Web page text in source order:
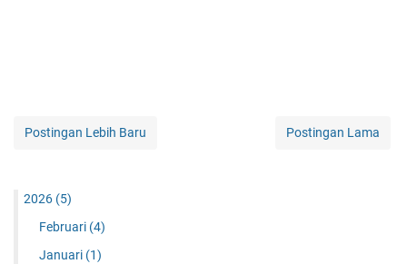
Postingan Lebih Baru Postingan Lama
2026 (5)
Februari (4)
Januari (1)